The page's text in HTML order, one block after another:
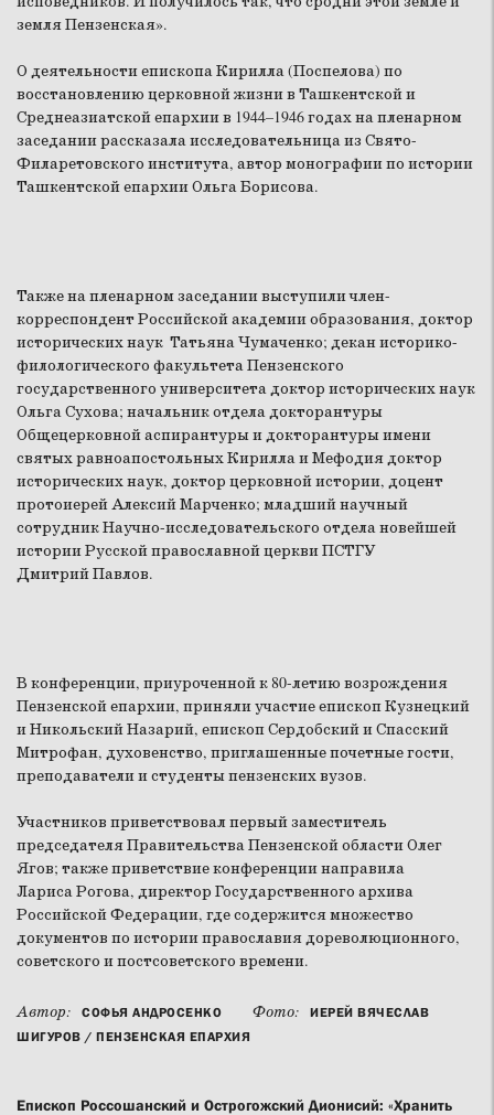
земля Пензенская».
О деятельности епископа Кирилла (Поспелова) по
восстановлению церковной жизни в Ташкентской и
Среднеазиатской епархии в 1944–1946 годах на пленарном
заседании рассказала исследовательница из Свято-
Филаретовского института, автор монографии по истории
Ташкентской епархии Ольга Борисова.
Также на пленарном заседании выступили член-
корреспондент Российской академии образования, доктор
исторических наук Татьяна Чумаченко; декан историко-
филологического факультета Пензенского
государственного университета доктор исторических наук
Ольга Сухова; начальник отдела докторантуры
Общецерковной аспирантуры и докторантуры имени
святых равноапостольных Кирилла и Мефодия доктор
исторических наук, доктор церковной истории, доцент
протоиерей Алексий Марченко; младший научный
сотрудник Научно-исследовательского отдела новейшей
истории Русской православной церкви ПСТГУ
Дмитрий Павлов.
В конференции, приуроченной к 80-летию возрождения
Пензенской епархии, приняли участие епископ Кузнецкий
и Никольский Назарий, епископ Сердобский и Спасский
Митрофан, духовенство, приглашенные почетные гости,
преподаватели и студенты пензенских вузов.
Участников приветствовал первый заместитель
председателя Правительства Пензенской области Олег
Ягов; также приветствие конференции направила
Лариса Рогова, директор Государственного архива
Российской Федерации, где содержится множество
документов по истории православия дореволюционного,
советского и постсоветского времени.
Автор: СОФЬЯ АНДРОСЕНКО Фото:
ИЕРЕЙ ВЯЧЕСЛАВ
ШИГУРОВ / ПЕНЗЕНСКАЯ ЕПАРХИЯ
Епископ Россошанский и Острогожский Дионисий: «Хранить